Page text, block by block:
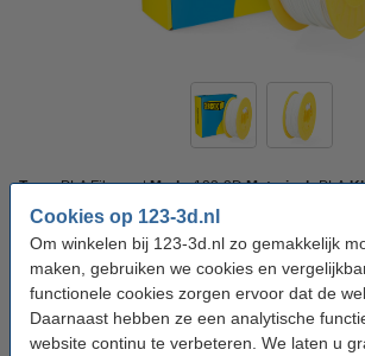
Cookies op 123-3d.nl
Om winkelen bij 123-3d.nl zo gemakkelijk
maken, gebruiken we cookies en
functionele cookies zorgen ervoor dat de
Daarnaast hebben ze een analytische
website continu te verbeteren. We laten u
Type: PLA Filament Merk: 123-3D Materiaal: PLA
Filament diameter: 1,75 mm
1,75 mm 2,85 mm
Hoeveelheid:1 kg